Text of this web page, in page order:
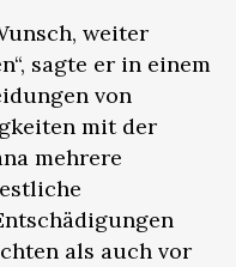
weiter
sagte er in einem
von
mit der
mehrere
als auch vor